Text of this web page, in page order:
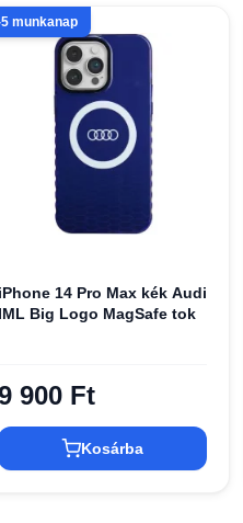
munkanap
iPhone 14 Pro Max kék Audi
IML Big Logo MagSafe tok
900 Ft
Kosárba